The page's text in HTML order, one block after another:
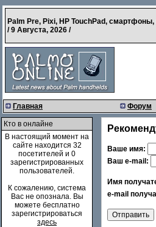
Palm Pre, Pixi, HP TouchPad,
/9 Августа, 2026 /
Главная Форум
Кто в онлайне
В настоящий момент на
сайте находится 32
посетителей и 0
зарегистрированных
пользователей.
К сожалению, система
Вас не опознала. Вы
можете бесплатно
зарегистрироваться
здесь
Ваше имя:
Ваш e-mail:
Имя
e-mail